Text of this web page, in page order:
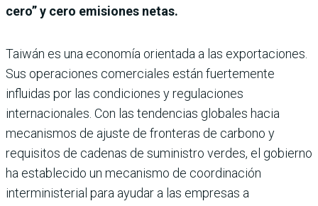
cero” y cero emisiones netas.
Taiwán es una economía orientada a las exportaciones.
Sus operaciones comerciales están fuertemente
influidas por las condiciones y regulaciones
internacionales. Con las tendencias globales hacia
mecanismos de ajuste de fronteras de carbono y
requisitos de cadenas de suministro verdes, el gobierno
ha establecido un mecanismo de coordinación
interministerial para ayudar a las empresas a